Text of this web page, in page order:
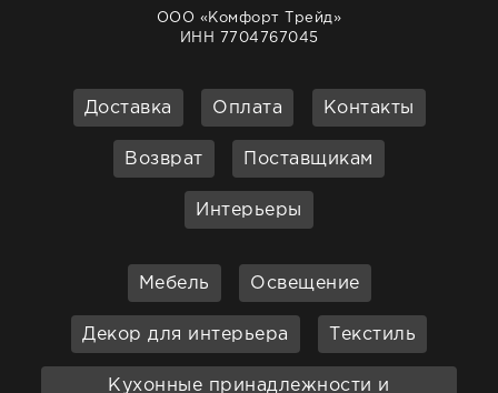
ООО «Комфорт Трейд»
ИНН 7704767045
Доставка Оплата Контакты
Возврат Поставщикам
Интерьеры
Мебель Освещение
Декор для интерьера Текстиль
Кухонные принадлежности и